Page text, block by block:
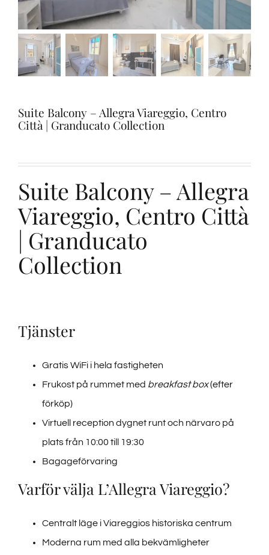
Provsmakningar
Vinprovning
Ebay
Suite Balcony – Allegra Viareggio, Centro
Città | Granducato Collection
Suite Balcony – Allegra
Viareggio, Centro Città
| Granducato
Collection
Tjänster
Gratis WiFi i hela fastigheten
Frukost på rummet med breakfast box(efter
förköp)
Virtuell reception dygnet runt och närvaro på
plats från 10:00 till 19:30
Bagageförvaring
Varför välja L’Allegra Viareggio?
Centralt läge i Viareggios historiska centrum
Moderna rum med alla bekvämligheter